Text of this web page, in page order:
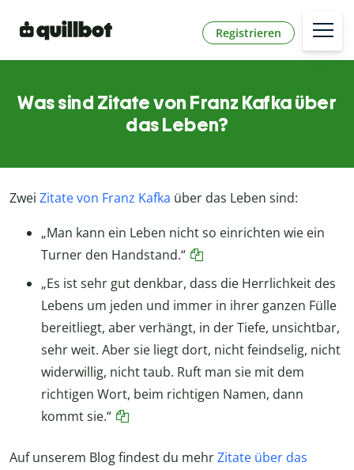
Registrieren
Was sind Zitate von Franz Kafka über
das Leben?
Zwei Zitate von Franz Kafka über das Leben sind:
„Man kann ein Leben nicht so einrichten wie ein
Turner den Handstand.“
„Es ist sehr gut denkbar, dass die Herrlichkeit des
Lebens um jeden und immer in ihrer ganzen Fülle
bereitliegt, aber verhängt, in der Tiefe, unsichtbar,
sehr weit. Aber sie liegt dort, nicht feindselig, nicht
widerwillig, nicht taub. Ruft man sie mit dem
richtigen Wort, beim richtigen Namen, dann
kommt sie.“
Auf unserem Blog findest du mehrZitate über das